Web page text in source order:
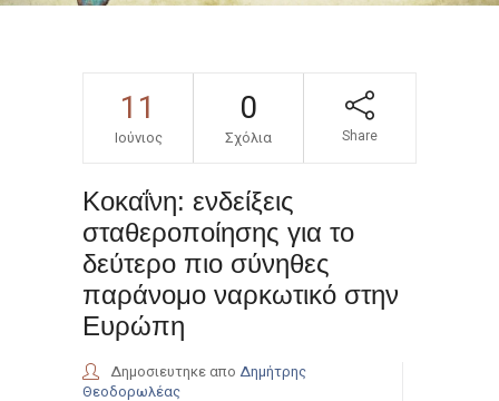
11
Ιούνιος
0
Σχόλια Share
Κοκαΐνη: ενδείξεις
σταθεροποίησης για το
δεύτερο πιο σύνηθες
παράνομο ναρκωτικό στην
Ευρώπη
Δημοσιευτηκε απο Δημήτρης
Θεοδορωλέας